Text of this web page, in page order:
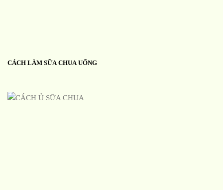
CÁCH LÀM SỮA CHUA UỐNG